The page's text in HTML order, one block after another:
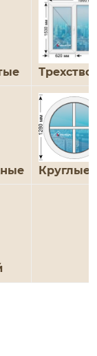
Круглые